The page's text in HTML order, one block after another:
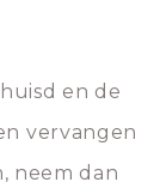
en de
vervangen
neem dan